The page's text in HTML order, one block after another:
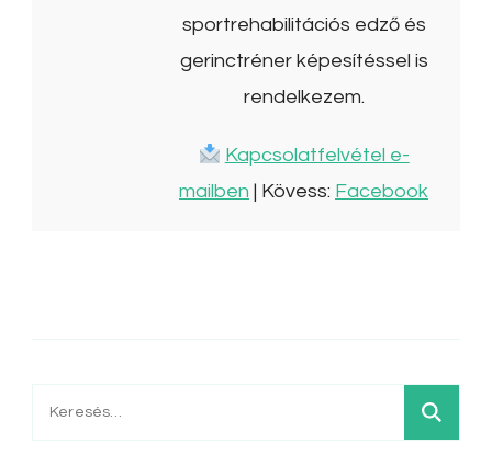
sportrehabilitációs edző és
gerinctréner képesítéssel is
rendelkezem.
Kapcsolatfelvétel e-
mailben | Kövess: Facebook
Keresés: